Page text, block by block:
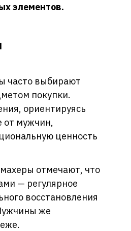
элементов.
часто выбирают
покупки.
ориентируясь
от мужчин,
ценность
отмечают, что
— регулярное
восстановления
же